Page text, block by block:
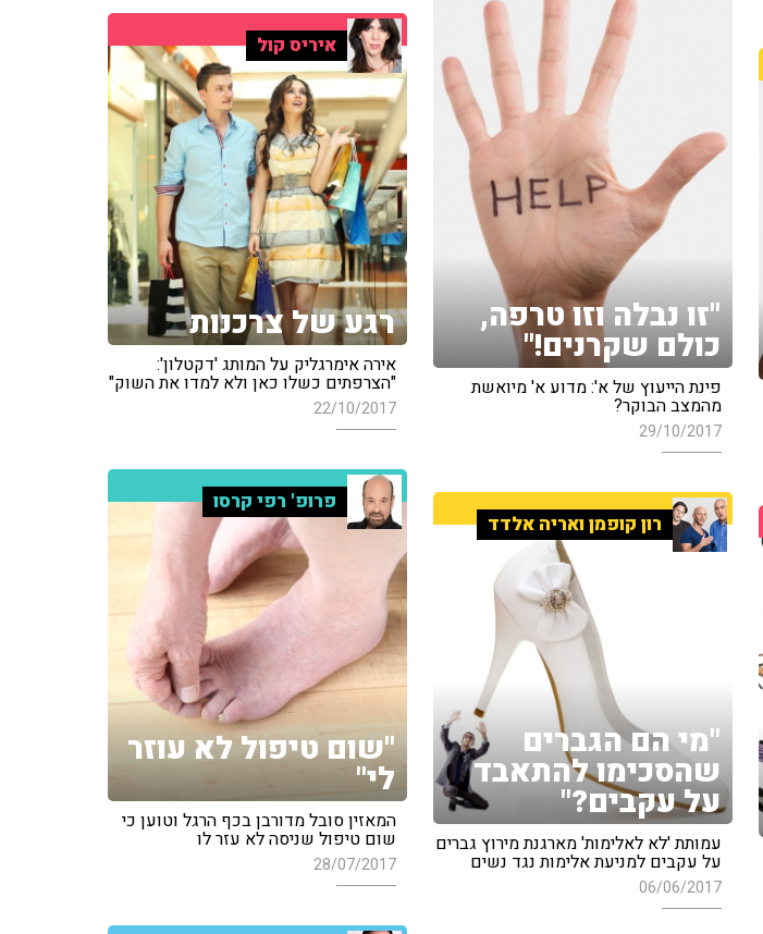
"זו נבלה וזו טרפה,
כולם שקרנים!"
פינת הייעוץ של א': מדוע א' מיואשת
מהמצב הבוקר?
29/10/2017
איריס קול
רגע של צרכנות
אירה אימרגליק על המותג 'דקטלון':
"הצרפתים כשלו כאן ולא למדו את השוק"
22/10/2017
פרופ' רפי קרסו
"שום טיפול לא עוזר
לי"
המאזין סובל מדורבן בכף הרגל וטוען כי
שום טיפול שניסה לא עזר לו
28/07/2017
רון קופמן ואריה אלדד
"מי הם הגברים
שהסכימו להתאבד
על עקבים?"
עמותת 'לא לאלימות' מארגנת מירוץ גברים
על עקבים למניעת אלימות נגד נשים
06/06/2017